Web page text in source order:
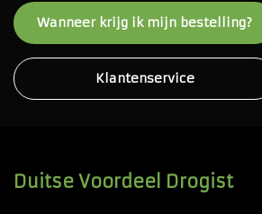
Wanneer krijg ik mijn bestelling?
Klantenservice
Duitse Voordeel Drogist